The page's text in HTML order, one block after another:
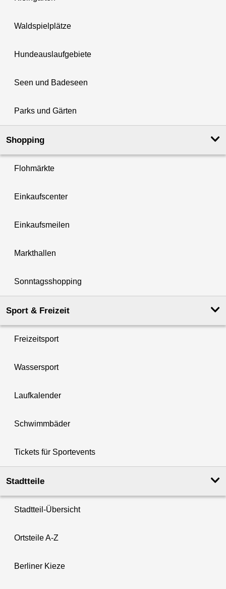
Waldspielplätze
Hundeauslaufgebiete
Seen und Badeseen
Parks und Gärten
Shopping
Flohmärkte
Einkaufscenter
Einkaufsmeilen
Markthallen
Sonntagsshopping
Sport & Freizeit
Freizeitsport
Wassersport
Laufkalender
Schwimmbäder
Tickets für Sportevents
Stadtteile
Stadtteil-Übersicht
Ortsteile A-Z
Berliner Kieze